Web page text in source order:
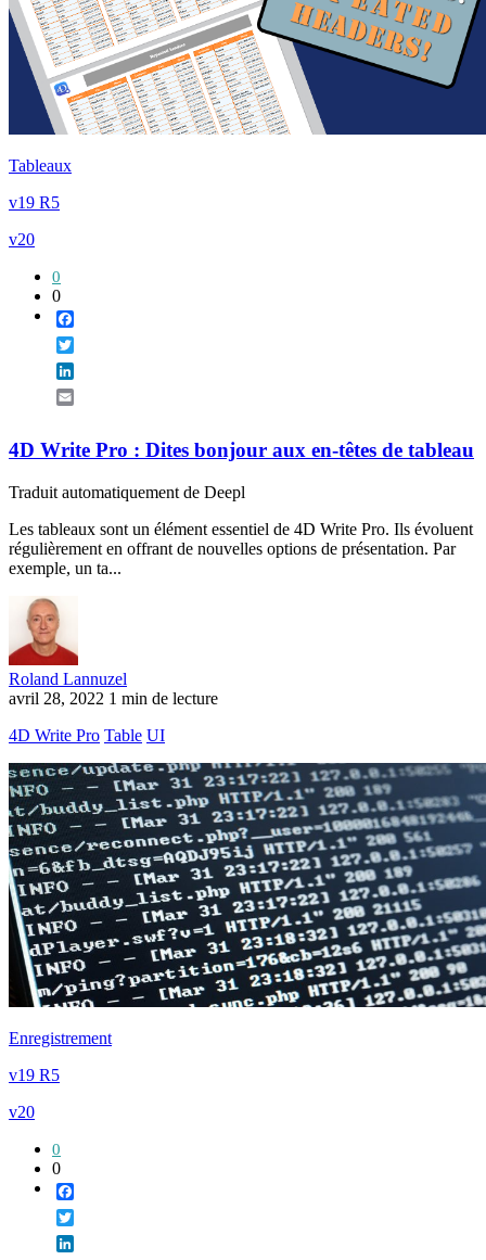
Tableaux
v19 R5
v20
0
0
4D Write Pro : Dites bonjour aux en-têtes de tableau
Traduit automatiquement de Deepl
Les tableaux sont un élément essentiel de 4D Write Pro. Ils évoluent
régulièrement en offrant de nouvelles options de présentation. Par
exemple, un ta...
Roland Lannuzel
avril 28, 2022 1 min de lecture
4D Write Pro Table UI
Enregistrement
v19 R5
v20
0
0